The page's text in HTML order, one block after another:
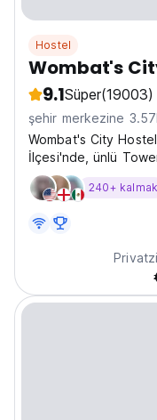
Hostel
Wombat's
9.1Süper(19003)
şehir merkezine
Wombat's City
İlçesi'nde, ünlü
büyüleyici
tarihi ilgi çekici yerin
240+ kalmak